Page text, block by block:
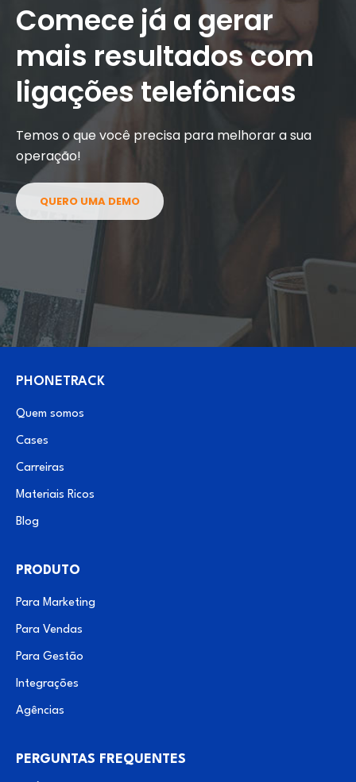
Comece já a gerar
mais resultados com
ligações telefônicas
Temos o que você precisa para melhorar a sua
operação!
QUERO UMA DEMO
PHONETRACK
Quem somos
Cases
Carreiras
Materiais Ricos
Blog
PRODUTO
Para Marketing
Para Vendas
Para Gestão
Integrações
Agências
PERGUNTAS FREQUENTES